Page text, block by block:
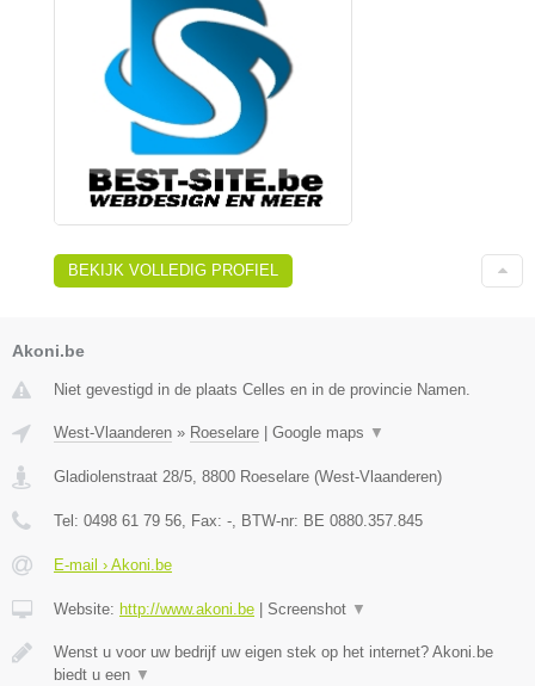
BEKIJK VOLLEDIG PROFIEL
Akoni.be
Niet gevestigd in de plaats Celles en in de provincie Namen.
West-Vlaanderen » Roeselare Google maps ▼
Gladiolenstraat 28/5, 8800 Roeselare (West-Vlaanderen)
Tel: 0498 61 79 56, Fax: -, BTW-nr: BE 0880.357.845
E-mail › Akoni.be
Website: http://www.akoni.be Screenshot ▼
Wenst u voor uw bedrijf uw eigen stek op het internet? Akoni.be
biedt u een ▼